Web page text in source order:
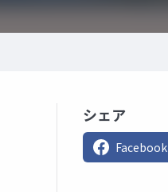
シェア
Facebook